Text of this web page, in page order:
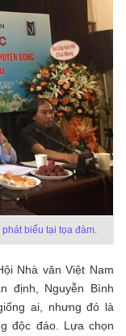
biểu tại tọa đàm.
Nhà văn Việt Nam
định, Nguyễn Bình
ai, nhưng đó là
độc đáo. Lựa chọn